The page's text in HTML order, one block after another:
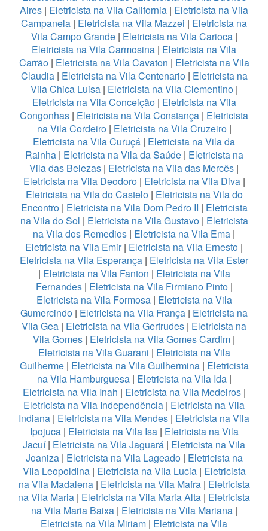
Aires | Eletricista na Vila California | Eletricista na Vila
Campanela | Eletricista na Vila Mazzei | Eletricista na
Vila Campo Grande| Eletricista na Vila Carioca|
Eletricista na Vila Carmosina | Eletricista na Vila
Carrão| Eletricista na Vila Cavaton | Eletricista na Vila
Claudia| Eletricista na Vila Centenario| Eletricista na
Vila Chica Luisa | Eletricista na Vila Clementino|
Eletricista na Vila Conceição| Eletricista na Vila
Congonhas | Eletricista na Vila Constança | Eletricista
na Vila Cordeiro| Eletricista na Vila Cruzeiro |
Eletricista na Vila Curuçá | Eletricista na Vila da
Rainha | Eletricista na Vila da Saúde| Eletricista na
Vila das Belezas | Eletricista na Vila das Mercês |
Eletricista na Vila Deodoro| Eletricista na Vila Diva|
Eletricista na Vila do Castelo| Eletricista na Vila do
Encontro| Eletricista na Vila Dom Pedro II | Eletricista
na Vila do Sol | Eletricista na Vila Gustavo| Eletricista
na Vila dos Remedios | Eletricista na Vila Ema |
Eletricista na Vila Emir| Eletricista na Vila Ernesto |
Eletricista na Vila Esperança | Eletricista na Vila Ester
| Eletricista na Vila Fanton | Eletricista na Vila
Fernandes| Eletricista na Vila Firmiano Pinto|
Eletricista na Vila Formosa| Eletricista na Vila
Gumercindo | Eletricista na Vila França | Eletricista na
Vila Gea | Eletricista na Vila Gertrudes | Eletricista na
Vila Gomes | Eletricista na Vila Gomes Cardim |
Eletricista na Vila Guarani | Eletricista na Vila
Guilherme| Eletricista na Vila Guilhermina| Eletricista
na Vila Hamburguesa| Eletricista na Vila Ida|
Eletricista na Vila Inah | Eletricista na Vila Medeiros|
Eletricista na Vila Independência | Eletricista na Vila
Indiana | Eletricista na Vila Mendes | Eletricista na Vila
Ipojuca| Eletricista na Vila Isa| Eletricista na Vila
Jacuí| Eletricista na Vila Jaguará | Eletricista na Vila
Joaniza| Eletricista na Vila Lageado| Eletricista na
Vila Leopoldina| Eletricista na Vila Lucia| Eletricista
na Vila Madalena| Eletricista na Vila Mafra | Eletricista
na Vila Maria | Eletricista na Vila Maria Alta | Eletricista
na Vila Maria Baixa| Eletricista na Vila Mariana|
Eletricista na Vila Miriam | Eletricista na Vila